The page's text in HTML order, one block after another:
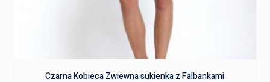
Czarna Kobieca Zwiewna sukienka z Falbankami